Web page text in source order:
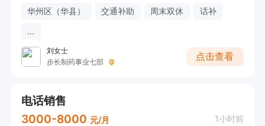
华州区（华县） 交通补助 周末双休
话补
...
刘女士
步长制药事业七部
点击查看
电话销售
3000-8000 元/月 1小时前